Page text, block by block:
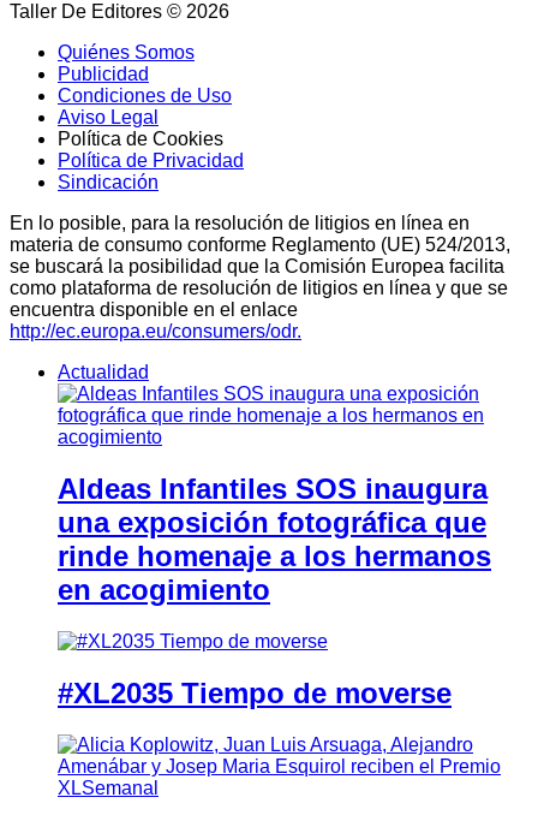
Taller De Editores © 2026
Quiénes Somos
Publicidad
Condiciones de Uso
Aviso Legal
Política de Cookies
Política de Privacidad
Sindicación
En lo posible, para la resolución de litigios en línea en
materia de consumo conforme Reglamento (UE) 524/2013,
se buscará la posibilidad que la Comisión Europea facilita
como plataforma de resolución de litigios en línea y que se
encuentra disponible en el enlace
http://ec.europa.eu/consumers/odr.
Actualidad
Aldeas Infantiles SOS inaugura
una exposición fotográfica que
rinde homenaje a los hermanos
en acogimiento
#XL2035 Tiempo de moverse